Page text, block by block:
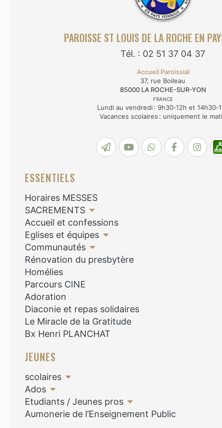
PAROISSE ST LOUIS DE LA ROCHE EN
Tél. : 02 51 37 04 37
Accueil Paroissial
37, rue Boileau
85000 LA ROCHE-SUR-YON
FRANCE
Lundi au vendredi : 9h30‑12h et
Vacances scolaires : uniquement le
ESSENTIELS
Horaires MESSES
SACREMENTS
Accueil et confessions
Eglises et équipes
Communautés
Rénovation du presbytère
Homélies
Parcours CINE
Adoration
Diaconie et repas solidaires
Le Miracle de la Gratitude
Bx Henri PLANCHAT
JEUNES
scolaires
Ados
Etudiants / Jeunes pros
Aumonerie de l’Enseignement Public